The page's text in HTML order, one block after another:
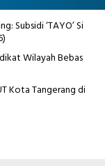
Subsidi ‘TAYO’ Si
Wilayah Bebas
Kota Tangerang di